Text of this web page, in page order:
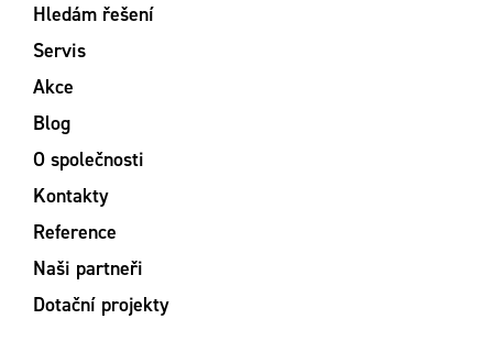
Hledám řešení
Servis
Akce
Blog
O společnosti
Kontakty
Reference
Naši partneři
Dotační projekty